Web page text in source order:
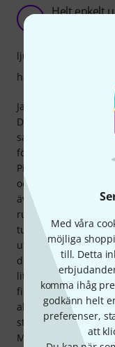
Med våra
möjliga
till. Detta
komma ihåg
godkänn helt
preferenser,
att
V Helt enkelt
Jag har använt
De ger mitt
satte nyligen en E-
förvånad över hur
Pirazzi-strängar
och sällan blir
även i fuktigt, varmt
rumstemperatur.
turnerar, reser eller
utmärkt valuta för
dessa strängar till
lite mer i sina
fiol. Du kommer
aldrig har kunnat
strängarna en fröjd
Mina E-strängar
ljud
hantverkskvalitet